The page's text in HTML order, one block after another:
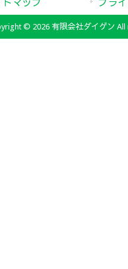
トマップ プラ
© 2026 有限会社ダイゲン All